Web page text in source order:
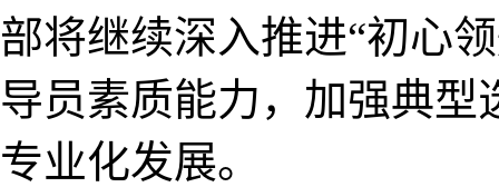
部将继续深入推进“初心
导员素质能力，加强典
专业化发展。